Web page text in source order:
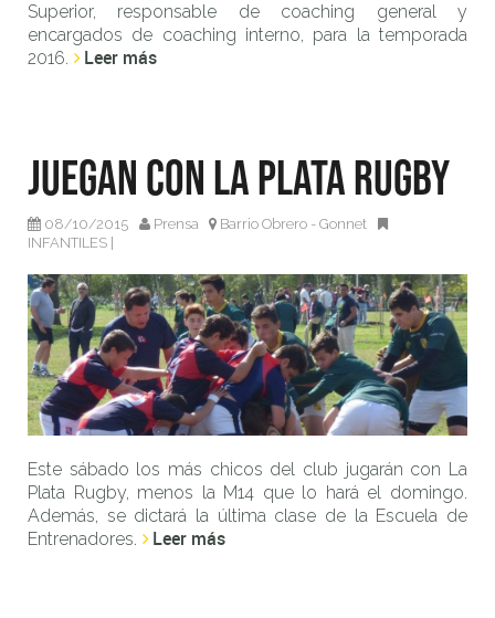
Superior, responsable de coaching general y
encargados de coaching interno, para la temporada
2016.
Leer más
Juegan con La Plata Rugby
08/10/2015 Prensa
Barrio Obrero - Gonnet
INFANTILES
Este sábado los más chicos del club jugarán con La
Plata Rugby, menos la M14 que lo hará el domingo.
Además, se dictará la última clase de la Escuela de
Entrenadores.
Leer más